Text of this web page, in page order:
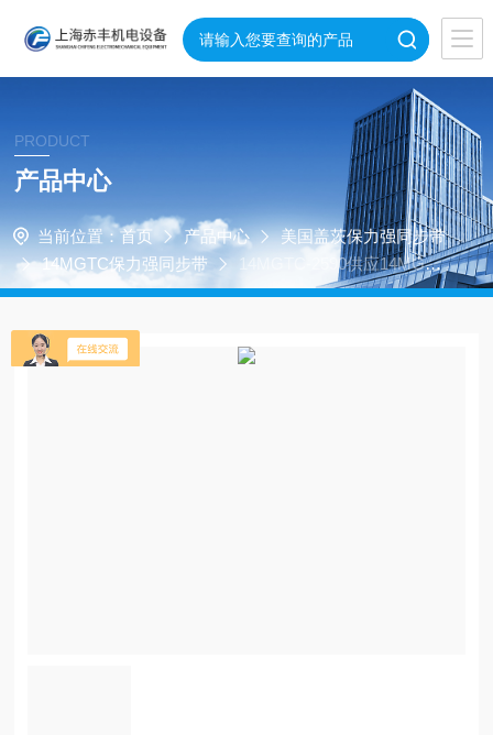
PRODUCT
产品中心
当前位置： 首页 产品中心
美国盖茨保力强同步带
14MGTC保力强同步带
14MGTC-2590供应14MGTC
-2590进口美国保力强同步带